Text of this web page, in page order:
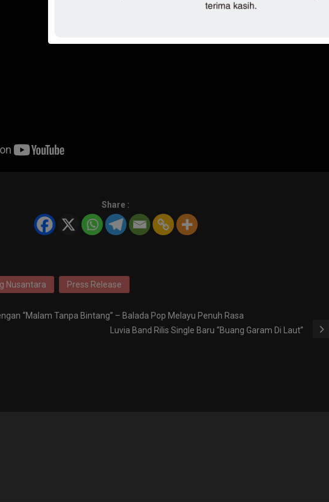
Share :
Nusantara Press Release
“Malam Tanpa Bintang” – Balada Pop Melayu Penuh Rasa
Luvia Band Rilis Single Baru “Buang Garam Di Laut”